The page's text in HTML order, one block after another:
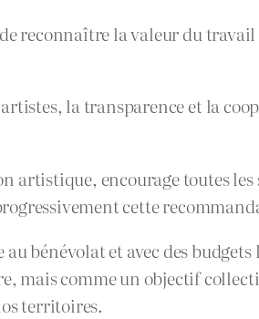
reconnaître la valeur du
la transparence et la
artistique, encourage toutes
cette
bénévolat et avec des
mais comme un objectif
territoires.